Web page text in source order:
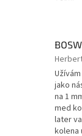
5
je
5
z
5
jako
na 1
med
later
kolena